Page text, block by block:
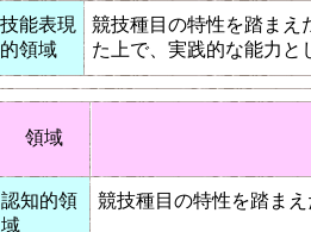
技能表現
的領域
競技種目の特性を踏まえ
た上で、実践的な能力と
領域
認知的領
域
競技種目の特性を踏ま